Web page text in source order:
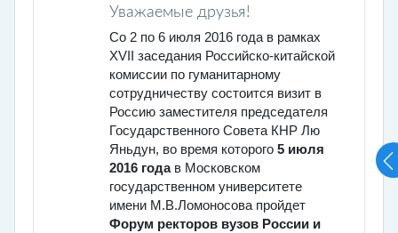
Уважаемые друзья!
Со 2 по 6 июля 2016 года в рамках
XVII заседания Российско-китайской
комиссии по гуманитарному
сотрудничеству состоится визит в
Россию заместителя председателя
Государственного Совета КНР Лю
Яньдун, во время которого 5 июля
2016 годав Московском
государственном университете
имени М.В.Ломоносова пройдет
Форум ректоров вузов России и